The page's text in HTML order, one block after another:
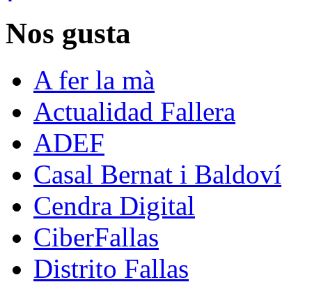
Nos gusta
A fer la mà
Actualidad Fallera
ADEF
Casal Bernat i Baldoví
Cendra Digital
CiberFallas
Distrito Fallas